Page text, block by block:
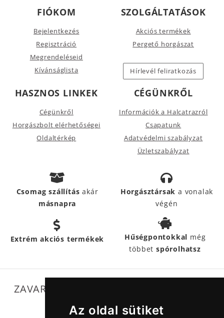
Az oldal sütiket
FIÓKOM
Bejelentkezés
Regisztráció
Megrendeléseid
Kívánságlista
SZOLGÁLTATÁSOK
Akciós termékek
Pergető horgászat
Hírlevél feliratkozás
HASZNOS LINKEK
Cégünkről
Horgászbolt elérhetőségei
Oldaltérkép
CÉGÜNKRŐL
Információk a Halcatrazról
Csapatunk
Adatvédelmi szabályzat
Üzletszabályzat
Csomag szállításakár
másnapra
Horgásztársak a vonalak
végén
Extrém akciós termékek Hűségpontokkal még
többetspórolhatsz
ZAVARTALAN MŰKÖDÉSÜNKET SEGÍTIK